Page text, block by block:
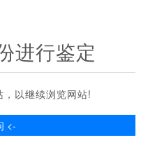
进行鉴定
以继续浏览网站!